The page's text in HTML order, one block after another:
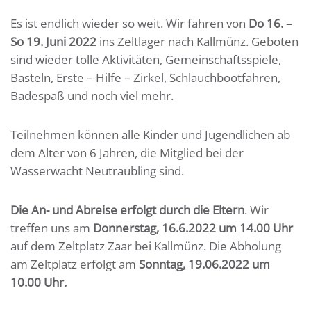
Es ist endlich wieder so weit. Wir fahren von Do 16. –
So 19. Juni 2022 ins Zeltlager nach Kallmünz. Geboten
sind wieder tolle Aktivitäten, Gemeinschaftsspiele,
Basteln, Erste – Hilfe – Zirkel, Schlauchbootfahren,
Badespaß und noch viel mehr.
Teilnehmen können alle Kinder und Jugendlichen ab
dem Alter von 6 Jahren, die Mitglied bei der
Wasserwacht Neutraubling sind.
Die An- und Abreise erfolgt durch die Eltern. Wir
treffen uns am Donnerstag, 16.6.2022 um 14.00 Uhr
auf dem Zeltplatz Zaar bei Kallmünz. Die Abholung
am Zeltplatz erfolgt am Sonntag, 19.06.2022 um
10.00 Uhr.